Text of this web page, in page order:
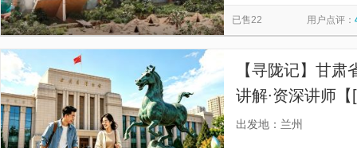
已售22 用户点评：
【寻陇记】甘
讲解∙资深讲师
恼，拍含票套餐
出发地：兰州